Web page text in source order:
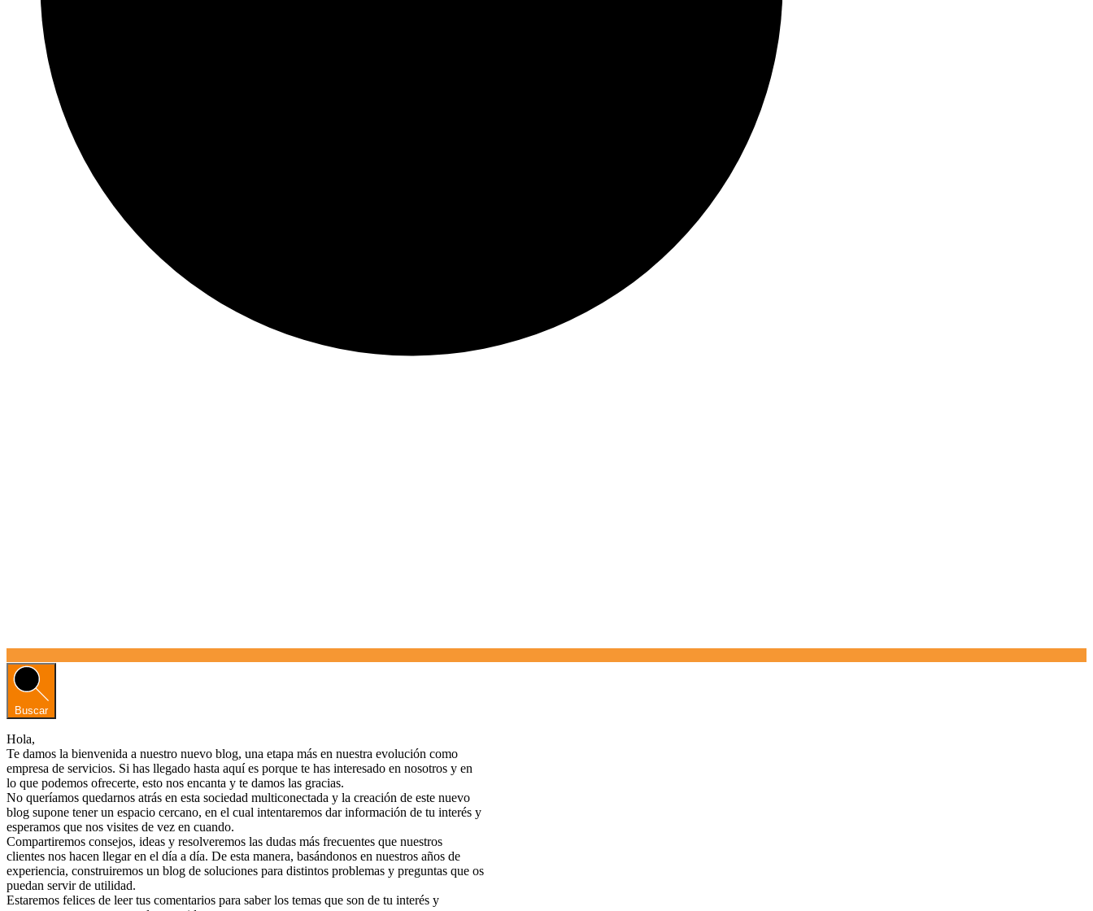
Buscar
Hola,
Te damos la bienvenida a nuestro nuevo blog, una etapa más en nuestra evolución como
empresa de servicios. Si has llegado hasta aquí es porque te has interesado en nosotros y en
lo que podemos ofrecerte, esto nos encanta y te damos las gracias.
No queríamos quedarnos atrás en esta sociedad multiconectada y la creación de este nuevo
blog supone tener un espacio cercano, en el cual intentaremos dar información de tu interés y
esperamos que nos visites de vez en cuando.
Compartiremos consejos, ideas y resolveremos las dudas más frecuentes que nuestros
clientes nos hacen llegar en el día a día. De esta manera, basándonos en nuestros años de
experiencia, construiremos un blog de soluciones para distintos problemas y preguntas que os
puedan servir de utilidad.
Estaremos felices de leer tus comentarios para saber los temas que son de tu interés y